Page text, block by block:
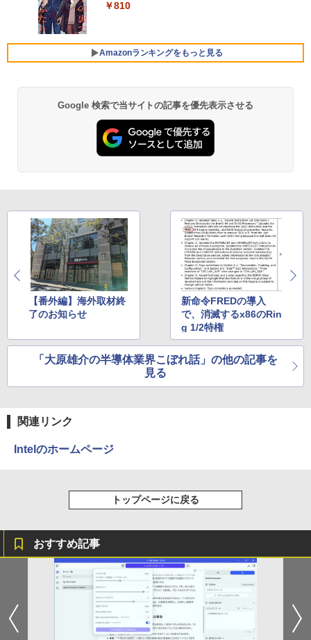
ラソン★8/4～8/11★中古パソコン ノー
B Windows11 Pro 64bit【送料無料】
【1年保証】
￥17,800
【1500円OFFクーポン】【テンキー&Wi
-Fi】ノートパソコン 15.6インチ SSD128
oft Office付き Windows11 Lenovo Thi
メモリ16GB 中古パソコン レノボ
￥21,800
2画面出力/Windows11/Windows10/Offi
NEC Mate ML-D 単体 Windows11 64bit
HDMI Core i5 12400 メモリー16GB 高
デスクトップパソコン【中古】【30日保
証】20007027
パネル PU保護カバー付き 非光沢 1200:1
￥8,999
00-8/11 01:59】Xiaomi Monitor A24i 20
26 ディスプレイ 1080P 23.8インチ 144
Hzリフレッシュレート sRGB99% 1670
画面 TÜV認証 目にやさしい 調整可能な
￥12,580
￥23,760
￥3,480
] [ 水 ] [ ペットボトル ] [ 箱買い ] [ ストック
￥998
￥810
Amazonランキングをもっと見る
Google 検索で当サイトの記事を優先表示させる
【番外編】海外取材終
了のお知らせ
新命令FREDの導入
で、消滅するx86のRin
g 1/2特権
「大原雄介の半導体業界こぼれ話」の他の記事を
見る
関連リンク
Intelのホームページ
トップページに戻る
おすすめ記事